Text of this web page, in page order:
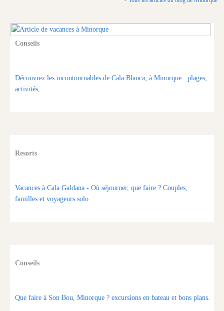
Conseils
Découvrez les incontournables de Cala Blanca, à Minorque : plages,
activités,
Resorts
Vacances à Cala Galdana - Où séjourner, que faire ? Couples,
familles et voyageurs solo
Conseils
Que faire à Son Bou, Minorque ? excursions en bateau et bons plans.